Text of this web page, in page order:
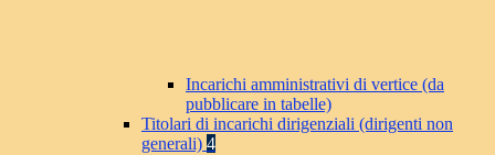
Incarichi amministrativi di vertice (da
pubblicare in tabelle)
Titolari di incarichi dirigenziali (dirigenti non
generali) 4